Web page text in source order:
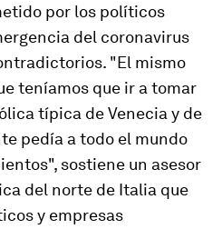
por los políticos
del coronavirus
"El mismo
teníamos que ir a tomar
típica de Venecia y de
pedía a todo el mundo
sostiene un asesor
del norte de Italia que
y empresas